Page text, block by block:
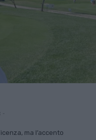
ma l’accento